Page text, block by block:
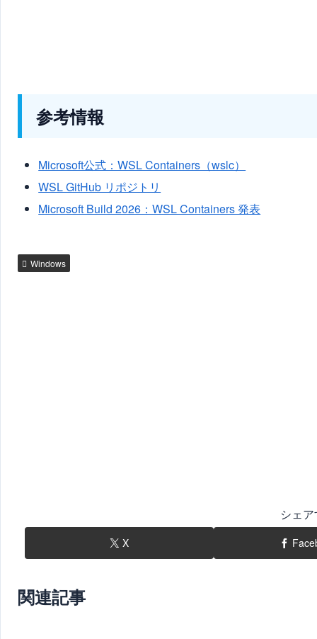
参考情報
Microsoft公式：WSL Containers（wslc）
WSL GitHub リポジトリ
Microsoft Build 2026：WSL Containers 発表
Windows
シェ
X
関連記事